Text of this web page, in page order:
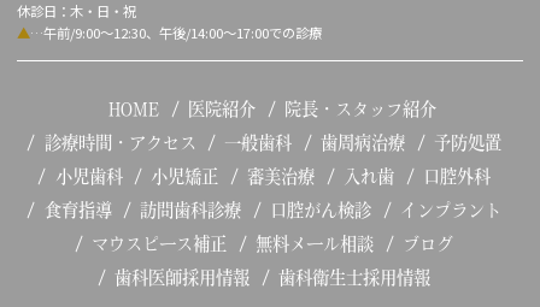
休診日：木・日・祝
▲…午前/9:00～12:30、午後/14:00～17:00での診療
HOME 医院紹介
院長・スタッフ紹介
診療時間・アクセス
一般歯科 歯周病治療
予防処置
小児歯科
小児矯正 審美治療 入れ歯
口腔外科
食育指導
訪問歯科診療 口腔がん検診
インプラント
マウスピース補正
無料メール相談
ブログ
歯科医師採用情報
歯科衛生士採用情報